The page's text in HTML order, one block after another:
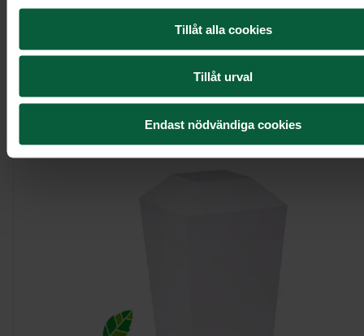
Tillåt alla cookies
Tillåt urval
Endast nödvändiga cookies
Kistdekoration - Värmande blomsterprakt
Visa mer